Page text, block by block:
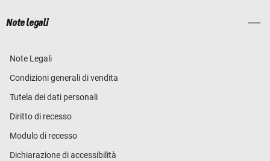
Note legali
Note Legali
Condizioni generali di vendita
Tutela dei dati personali
Diritto di recesso
Modulo di recesso
Dichiarazione di accessibilità